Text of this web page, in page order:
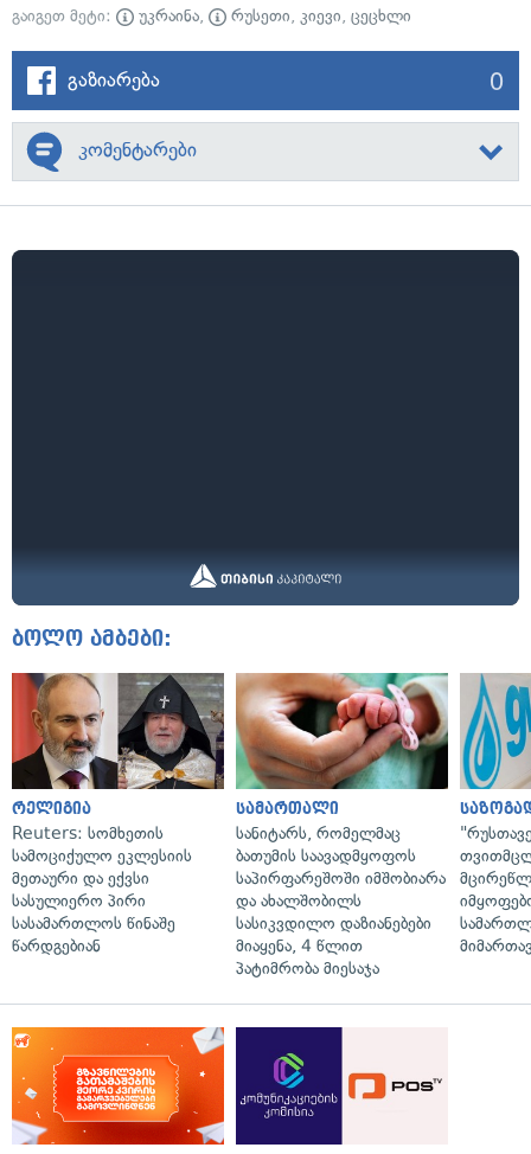
გაიგეთ მეტი: უკრაინა, რუსეთი, კიევი, ცეცხლი
გაზიარება 0
კომენტარები
ბოლო ამბები:
რელიგია
Reuters: სომხეთის
სამოციქულო ეკლესიის
მეთაური და ექვსი
სასულიერო პირი
სასამართლოს წინაშე
წარდგებიან
სამართალი
სანიტარს, რომელმაც
ბათუმის საავადმყოფოს
საპირფარეშოში იმშობიარა
და ახალშობილს
სასიკვდილო დაზიანებები
მიაყენა, 4 წლით
პატიმრობა მიესაჯა